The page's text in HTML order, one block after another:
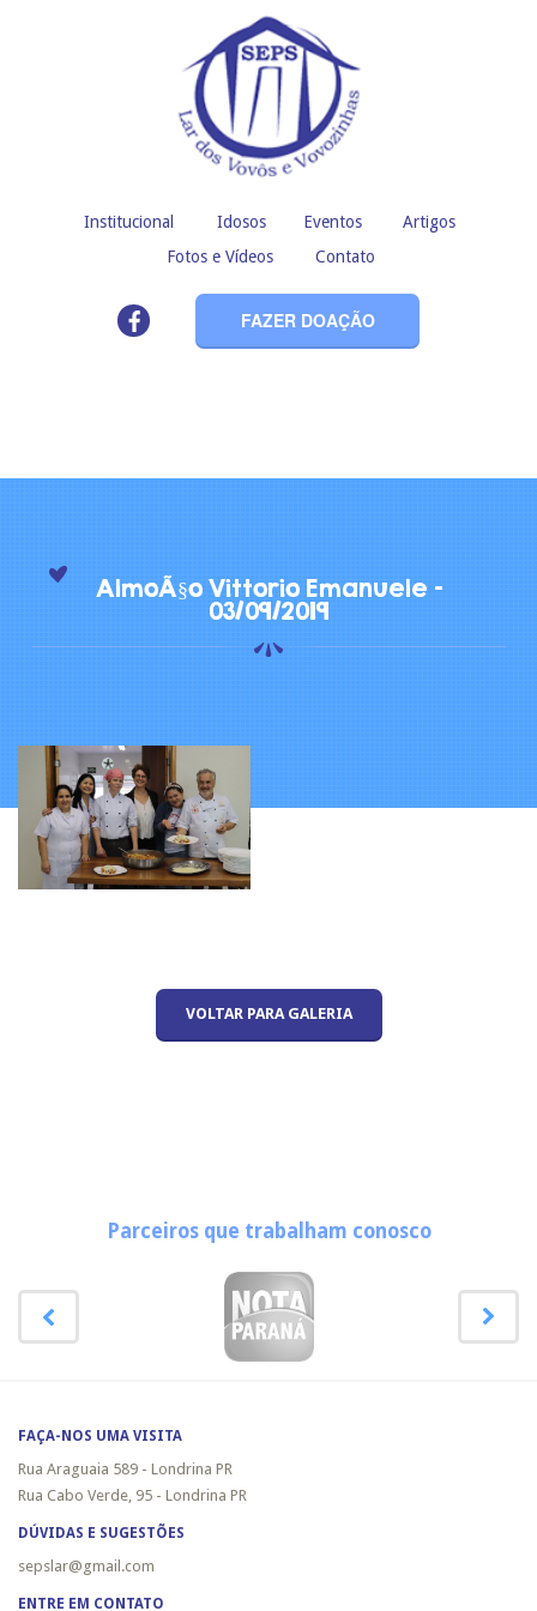
Institucional Idosos Eventos
Artigos
Fotos e Vídeos
Contato
FAZER DOAÇÃO
AlmoÃ§o Vittorio Emanuele -
03/09/2019
VOLTAR PARA GALERIA
Parceiros que trabalham conosco
FAÇA-NOS UMA VISITA
Rua Araguaia 589 - Londrina PR
Rua Cabo Verde, 95 - Londrina PR
DÚVIDAS E SUGESTÕES
sepslar@gmail.com
ENTRE EM CONTATO